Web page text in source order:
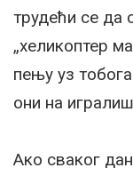
трудећи се да
„хеликоптер
пењу уз
они на
Ако сваког